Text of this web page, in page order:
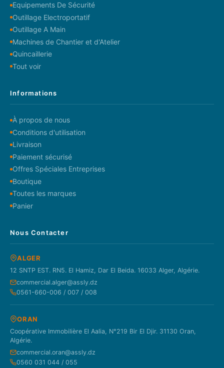
Equipements De Sécurité
Outillage Electroportatif
Outillage A Main
Machines de Chantier et d'Atelier
Quincaillerie
Tout voir
Informations
À propos de nous
Conditions d'utilisation
Livraison
Paiement sécurisé
Offres Spéciales Entreprises
Boutique
Toutes les marques
Panier
Nous Contacter
ALGER
12 SNTP EST. RN5. El Hamiz, Dar El Beida. 16033 Alger, Algérie.
commercial.alger@assly.dz
0561-660-006 / 007 / 008
ORAN
Coopérative Immobilière El Aalia, N°219 Bir El Djir. 31130 Oran,
Algérie.
commercial.oran@assly.dz
0560 031 044 / 055